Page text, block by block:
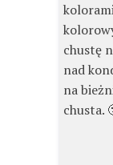
chustę
nad
na
chusta.